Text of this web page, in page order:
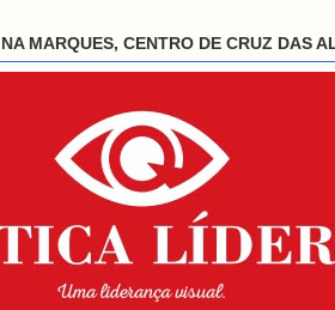
MARQUES, CENTRO DE CRUZ DAS